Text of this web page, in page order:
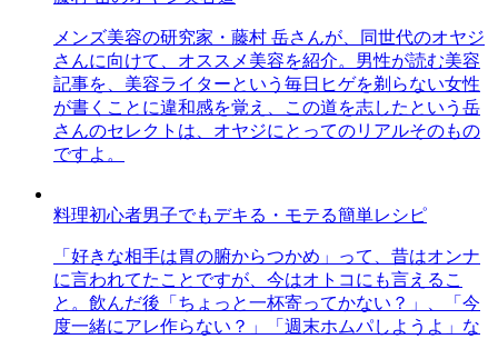
メンズ美容の研究家・藤村 岳さんが、同世代のオヤジ
さんに向けて、オススメ美容を紹介。男性が読む美容
記事を、美容ライターという毎日ヒゲを剃らない女性
が書くことに違和感を覚え、この道を志したという岳
さんのセレクトは、オヤジにとってのリアルそのもの
ですよ。
料理初心者男子でもデキる・モテる簡単レシピ
「好きな相手は胃の腑からつかめ」って、昔はオンナ
に言われてたことですが、今はオトコにも言えるこ
と。飲んだ後「ちょっと一杯寄ってかない？」、「今
度一緒にアレ作らない？」「週末ホムパしようよ」な